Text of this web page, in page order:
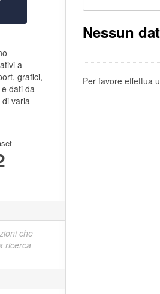
Nessun
Per favore effettua
a
grafici,
dati da
varia
che
ricerca